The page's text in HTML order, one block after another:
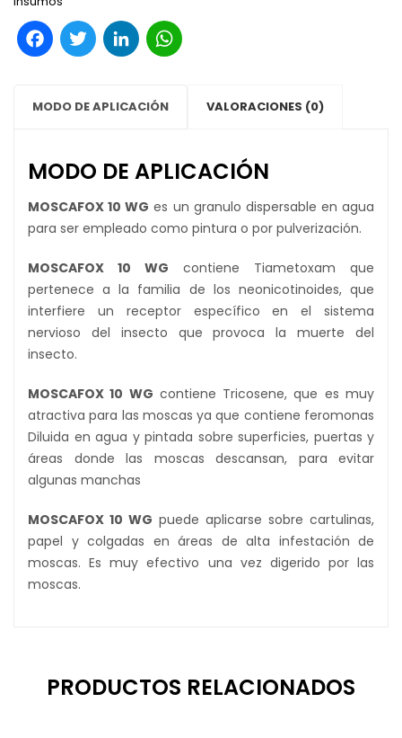
Facebook
TwitterLinkedIn
MODO DE APLICACIÓN VALORACIONES (0)
MODO DE APLICACIÓN
MOSCAFOX 10 WG es un granulo dispersable en agua
para ser empleado como pintura o por pulverización.
MOSCAFOX 10 WG contiene Tiametoxam que
pertenece a la familia de los neonicotinoides, que
interfiere un receptor específico en el sistema
nervioso del insecto que provoca la muerte del
insecto.
MOSCAFOX 10 WG contiene Tricosene, que es muy
atractiva para las moscas ya que contiene feromonas
Diluida en agua y pintada sobre superficies, puertas y
áreas donde las moscas descansan, para evitar
algunas manchas
MOSCAFOX 10 WG puede aplicarse sobre cartulinas,
papel y colgadas en áreas de alta infestación de
moscas. Es muy efectivo una vez digerido por las
moscas.
PRODUCTOS RELACIONADOS